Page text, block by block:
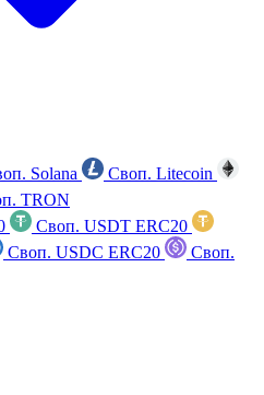
Solana
Своп. Litecoin
TRON
Своп. USDT ERC20
Своп. USDC ERC20
Своп.